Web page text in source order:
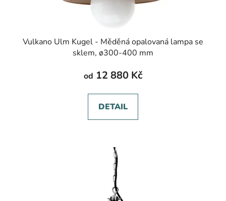
Vulkano Ulm Kugel - Měděná opalovaná lampa se
sklem, ø300-400 mm
od 12 880 Kč
DETAIL